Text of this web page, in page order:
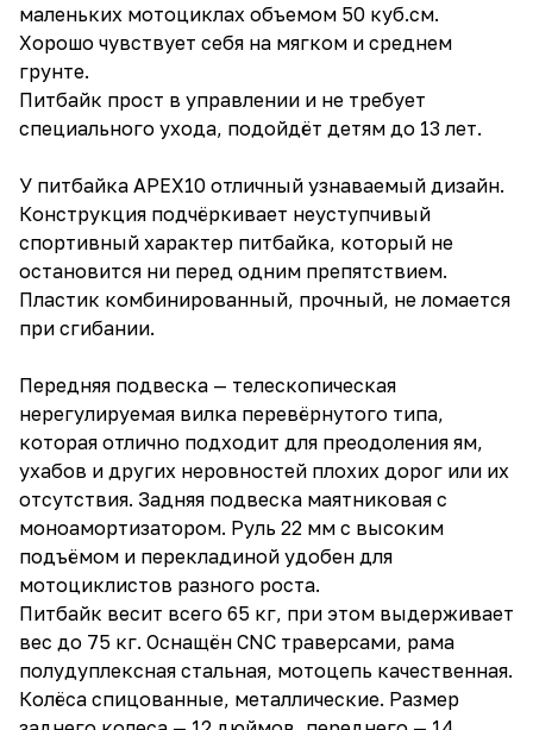
маленьких мотоциклах объемом 50 куб.см.
Хорошо чувствует себя на мягком и среднем
грунте.
Питбайк прост в управлении и не требует
специального ухода, подойдёт детям до 13 лет.
У питбайка APEX10 отличный узнаваемый дизайн.
Конструкция подчёркивает неуступчивый
спортивный характер питбайка, который не
остановится ни перед одним препятствием.
Пластик комбинированный, прочный, не ломается
при сгибании.
Передняя подвеска — телескопическая
нерегулируемая вилка перевёрнутого типа,
которая отлично подходит для преодоления ям,
ухабов и других неровностей плохих дорог или их
отсутствия. Задняя подвеска маятниковая с
моноамортизатором. Руль 22 мм с высоким
подъёмом и перекладиной удобен для
мотоциклистов разного роста.
Питбайк весит всего 65 кг, при этом выдерживает
вес до 75 кг. Оснащён CNC траверсами, рама
полудуплексная стальная, мотоцепь качественная.
Колёса спицованные, металлические. Размер